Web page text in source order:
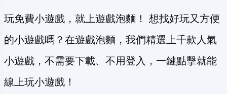
玩免費小遊戲，就上遊戲泡麵！ 想找好玩又方便
的小遊戲嗎？在遊戲泡麵，我們精選上千款人氣
小遊戲，不需要下載、不用登入，一鍵點擊就能
線上玩小遊戲！